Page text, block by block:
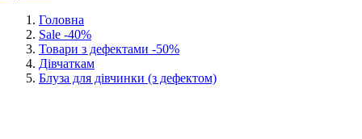
Головна
Sale -40%
Товари з дефектами -50%
Дівчаткам
Блуза для дівчинки (з дефектом)